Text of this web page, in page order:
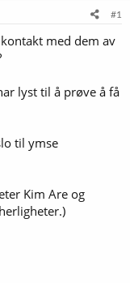
#1
med dem av
lyst til å prøve å få
til ymse
Kim Are og